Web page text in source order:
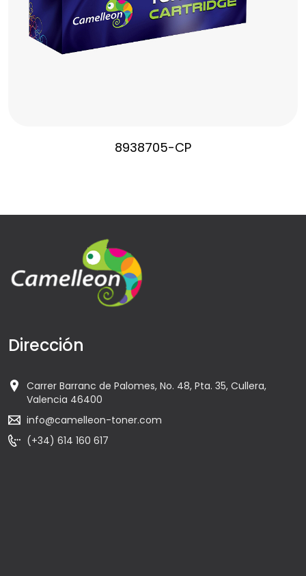
8938705-CP
Dirección
Carrer Barranc de Palomes, No. 48, Pta. 35, Cullera,
Valencia 46400
info@camelleon-toner.com
(+34) 614 160 617